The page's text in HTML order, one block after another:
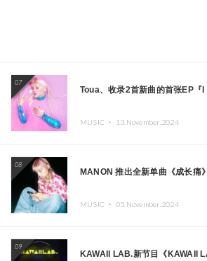
07
Toua、收录2首新曲的首张EP『
MUSIC ・ 13.November.2024
08
MANON 推出全新单曲《成长痛》
MUSIC ・ 05.November.2024
09
KAWAII LAB.新节目《KAWAII